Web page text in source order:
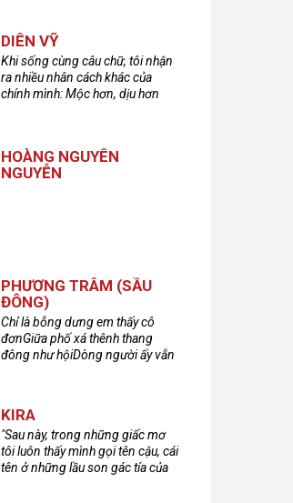
DIÊN VỸ
Khi sống cùng câu chữ, tôi nhận
ra nhiều nhân cách khác của
chính mình: Mộc hơn, dịu hơn
HOÀNG NGUYÊN
NGUYỄN
PHƯƠNG TRÂM (SẦU
ĐÔNG)
Chỉ là bỗng dưng em thấy cô
đơnGiữa phố xá thênh thang
đông như hộiDòng người ấy vẫn
KIRA
"Sau này, trong những giấc mơ
tôi luôn thấy mình gọi tên cậu, cái
tên ở những lầu son gác tía của